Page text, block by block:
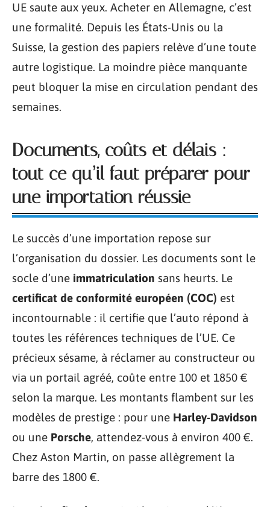
UE saute aux yeux. Acheter en Allemagne, c’est
une formalité. Depuis les États-Unis ou la
Suisse, la gestion des papiers relève d’une toute
autre logistique. La moindre pièce manquante
peut bloquer la mise en circulation pendant des
semaines.
Documents, coûts et délais :
tout ce qu’il faut préparer pour
une importation réussie
Le succès d’une importation repose sur
l’organisation du dossier. Les documents sont le
socle d’une immatriculation sans heurts. Le
certificat de conformité européen (COC) est
incontournable : il certifie que l’auto répond à
toutes les références techniques de l’UE. Ce
précieux sésame, à réclamer au constructeur ou
via un portail agréé, coûte entre 100 et 1850 €
selon la marque. Les montants flambent sur les
modèles de prestige : pour une Harley-Davidson
ou une Porsche, attendez-vous à environ 400 €.
Chez Aston Martin, on passe allègrement la
barre des 1800 €.